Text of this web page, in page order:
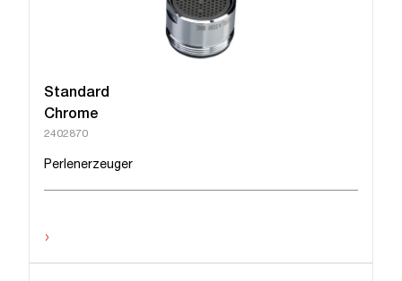
Standard
Chrome
2402870
Perlenerzeuger
›